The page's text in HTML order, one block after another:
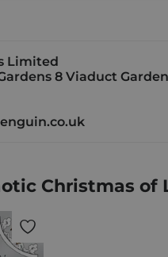
Limited
8 Viaduct
Christmas of